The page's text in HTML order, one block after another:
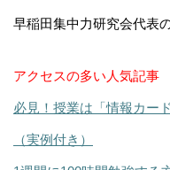
早稲田集中力研究会代表
アクセスの多い人気記事
必見！授業は「情報カー
（実例付き）